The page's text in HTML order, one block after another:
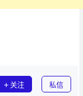
关注 私信